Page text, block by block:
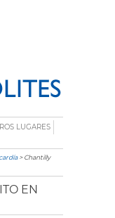
LUGARES
> Chantilly
EN